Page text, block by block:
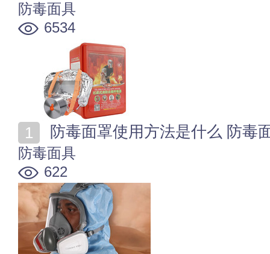
防毒面具
6534
防毒面罩使用方法是什么 防毒
防毒面具
622